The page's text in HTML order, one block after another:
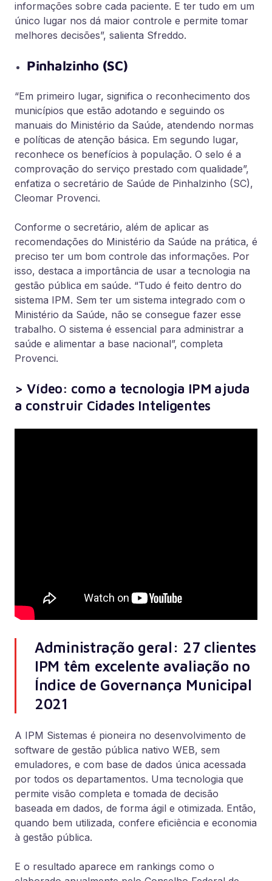
informações sobre cada paciente. E ter tudo em um
único lugar nos dá maior controle e permite tomar
melhores decisões”, salienta Sfreddo.
Pinhalzinho (SC)
“Em primeiro lugar, significa o reconhecimento dos
municípios que estão adotando e seguindo os
manuais do Ministério da Saúde, atendendo normas
e políticas de atenção básica. Em segundo lugar,
reconhece os benefícios à população. O selo é a
comprovação do serviço prestado com qualidade”,
enfatiza o secretário de Saúde de Pinhalzinho (SC),
Cleomar Provenci.
Conforme o secretário, além de aplicar as
recomendações do Ministério da Saúde na prática, é
preciso ter um bom controle das informações. Por
isso, destaca a importância de usar a tecnologia na
gestão pública em saúde. “Tudo é feito dentro do
sistema IPM. Sem ter um sistema integrado com o
Ministério da Saúde, não se consegue fazer esse
trabalho. O sistema é essencial para administrar a
saúde e alimentar a base nacional”, completa
Provenci.
> Vídeo: como a tecnologia IPM ajuda
a construir Cidades Inteligentes
Administração geral: 27 clientes
IPM têm excelente avaliação no
Índice de Governança Municipal
2021
A IPM Sistemas é pioneira no desenvolvimento de
software de gestão pública nativo WEB, sem
emuladores, e com base de dados única acessada
por todos os departamentos. Uma tecnologia que
permite visão completa e tomada de decisão
baseada em dados, de forma ágil e otimizada. Então,
quando bem utilizada, confere eficiência e economia
à gestão pública.
E o resultado aparece em rankings como o